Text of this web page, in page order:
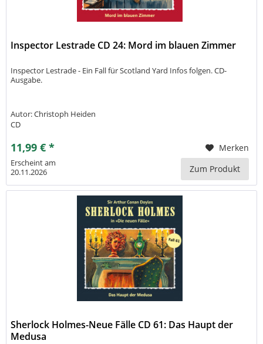
Inspector Lestrade CD 24: Mord im blauen Zimmer
Inspector Lestrade - Ein Fall für Scotland Yard Infos folgen. CD-
Ausgabe.
Autor: Christoph Heiden
CD
11,99 € * Merken
Erscheint am
20.11.2026
Zum Produkt
Sherlock Holmes-Neue Fälle CD 61: Das Haupt der
Medusa